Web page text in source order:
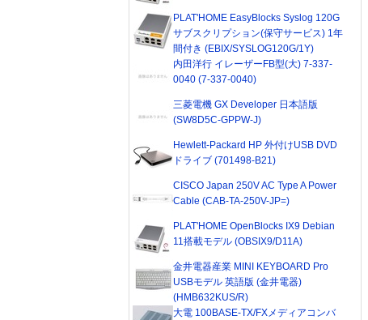
PLAT'HOME EasyBlocks Syslog 120G
サブスクリプション(保守サービス) 1年
間付き (EBIX/SYSLOG120G/1Y)
内田洋行 イレーザーFB型(大) 7-337-
0040 (7-337-0040)
三菱電機 GX Developer 日本語版
(SW8D5C-GPPW-J)
Hewlett-Packard HP 外付けUSB DVD
ドライブ (701498-B21)
CISCO Japan 250V AC Type A Power
Cable (CAB-TA-250V-JP=)
PLAT'HOME OpenBlocks IX9 Debian
11搭載モデル (OBSIX9/D11A)
金井電器産業 MINI KEYBOARD Pro
USBモデル 英語版 (金井電器)
(HMB632KUS/R)
大電 100BASE-TX/FXメディアコンバ